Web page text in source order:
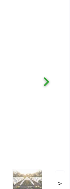
>